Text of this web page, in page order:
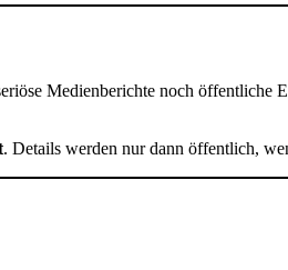
Medienberichte noch öffentliche
. Details werden nur dann öffentlich,